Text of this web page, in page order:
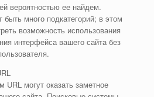
вероятностью ее найдем.
много подкатегорий; в этом
возможность использования
интерфейса вашего сайта без
могут оказать заметное